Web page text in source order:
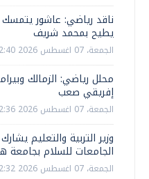
ناقد رياضي: عاشور يتمسك
يطيح بمحمد شريف
الجمعة، 07 اغسطس 2026 02:40 م
محلل رياضي: الزمالك
إفريقي صعب
الجمعة، 07 اغسطس 2026 02:36 م
وزير التربية والتعليم
الجامعات للسلام بجامعة
الجمعة، 07 اغسطس 2026 02:32 م